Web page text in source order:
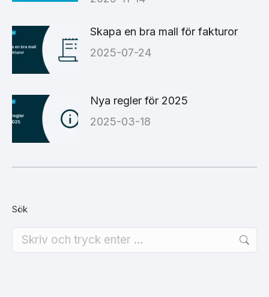
Skapa en bra mall för fakturor
2025-07-24
Nya regler för 2025
2025-03-18
Sök